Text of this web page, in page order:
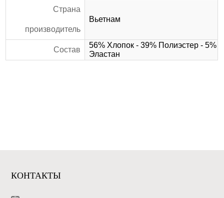
Страна
производитель
Вьетнам
Состав
56% Хлопок - 39% Полиэстер - 5%
Эластан
КОНТАКТЫ